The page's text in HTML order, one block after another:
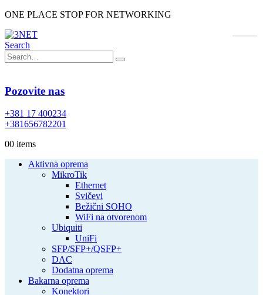
ONE PLACE STOP FOR NETWORKING
Search
Pozovite nas
+381 17 400234
+381656782201
00 items
Aktivna oprema
MikroTik
Ethernet
Svičevi
Bežični SOHO
WiFi na otvorenom
Ubiquiti
UniFi
SFP/SFP+/QSFP+
DAC
Dodatna oprema
Bakarna oprema
Konektori